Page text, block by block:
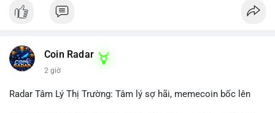
Coin Radar
2 giờ
Radar Tâm Lý Thị Trường: Tâm lý sợ hãi, memecoin bốc lên